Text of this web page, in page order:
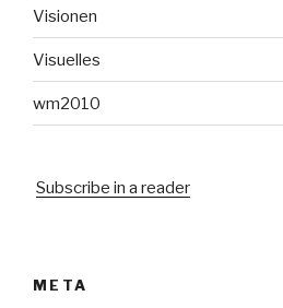
Visionen
Visuelles
wm2010
Subscribe in a reader
META